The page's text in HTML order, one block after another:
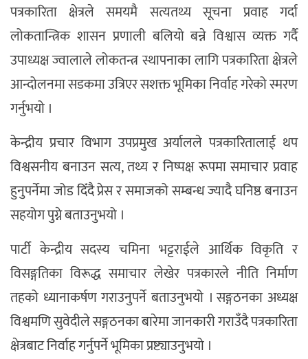
पत्रकारिता क्षेत्रले समयमै सत्यतथ्य सूचना प्रवाह गर्दा
लोकतान्त्रिक शासन प्रणाली बलियो बन्ने विश्वास व्यक्त गर्दै
उपाध्यक्ष ज्वालाले लोकतन्त्र स्थापनाका लागि पत्रकारिता क्षेत्रले
आन्दोलनमा सडकमा उत्रिएर सशक्त भूमिका निर्वाह गरेको स्मरण
गर्नुभयो ।
केन्द्रीय प्रचार विभाग उपप्रमुख अर्यालले पत्रकारितालाई थप
विश्वसनीय बनाउन सत्य, तथ्य र निष्पक्ष रूपमा समाचार प्रवाह
हुनुपर्नेमा जोड दिँदै प्रेस र समाजको सम्बन्ध ज्यादै घनिष्ठ बनाउन
सहयोग पुग्ने बताउनुभयो ।
पार्टी केन्द्रीय सदस्य चमिना भट्टराईले आर्थिक विकृति र
विसङ्गतिका विरूद्ध समाचार लेखेर पत्रकारले नीति निर्माण
तहको ध्यानाकर्षण गराउनुपर्ने बताउनुभयो । सङ्गठनका अध्यक्ष
विश्वमणि सुवेदीले सङ्गठनका बारेमा जानकारी गराउँदै पत्रकारिता
क्षेत्रबाट निर्वाह गर्नुपर्ने भूमिका प्रष्ट्याउनुभयो ।